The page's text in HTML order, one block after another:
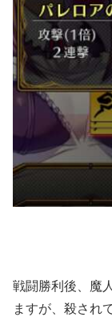
戦闘勝利後、魔
ますが、殺され